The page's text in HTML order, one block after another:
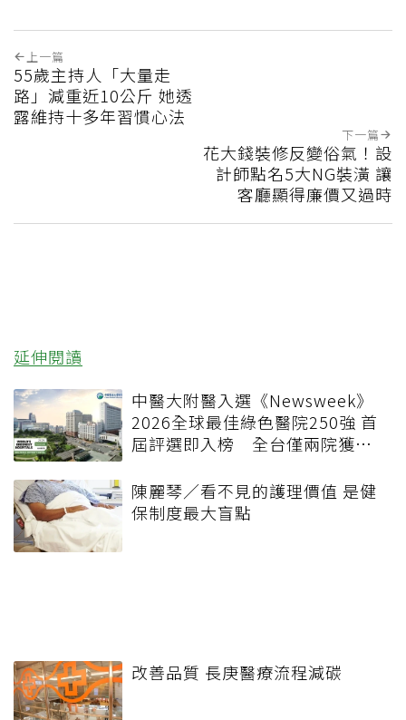
上一篇
55歲主持人「大量走
路」減重近10公斤 她透
露維持十多年習慣心法
下一篇
花大錢裝修反變俗氣！設
計師點名5大NG裝潢 讓
客廳顯得廉價又過時
延伸閱讀
中醫大附醫入選《Newsweek》
2026全球最佳綠色醫院250強 首
屆評選即入榜 全台僅兩院獲
陳麗琴／看不見的護理價值 是健
保制度最大盲點
改善品質 長庚醫療流程減碳